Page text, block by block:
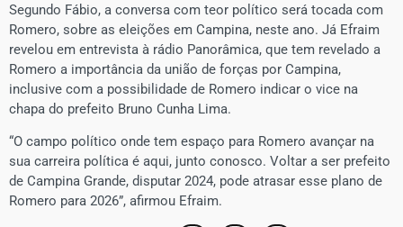
Segundo Fábio, a conversa com teor político será tocada com
Romero, sobre as eleições em Campina, neste ano. Já Efraim
revelou em entrevista à rádio Panorâmica, que tem revelado a
Romero a importância da união de forças por Campina,
inclusive com a possibilidade de Romero indicar o vice na
chapa do prefeito Bruno Cunha Lima.
“O campo político onde tem espaço para Romero avançar na
sua carreira política é aqui, junto conosco. Voltar a ser prefeito
de Campina Grande, disputar 2024, pode atrasar esse plano de
Romero para 2026”, afirmou Efraim.